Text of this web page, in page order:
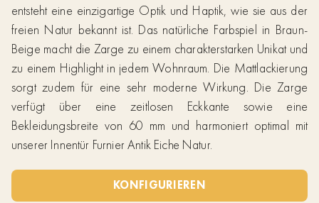
entsteht eine einzigartige Optik und Haptik, wie sie aus der
freien Natur bekannt ist. Das natürliche Farbspiel in Braun-
Beige macht die Zarge zu einem charakterstarken Unikat und
zu einem Highlight in jedem Wohnraum. Die Mattlackierung
sorgt zudem für eine sehr moderne Wirkung. Die Zarge
verfügt über eine zeitlosen Eckkante sowie eine
Bekleidungsbreite von 60 mm und harmoniert optimal mit
unserer Innentür Furnier Antik Eiche Natur.
KONFIGURIEREN